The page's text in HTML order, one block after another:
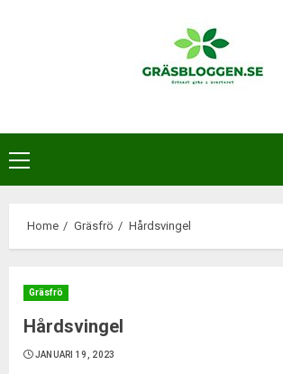
Primary
Menu
Home Gräsfrö Hårdsvingel
Gräsfrö
Hårdsvingel
JANUARI 19, 2023